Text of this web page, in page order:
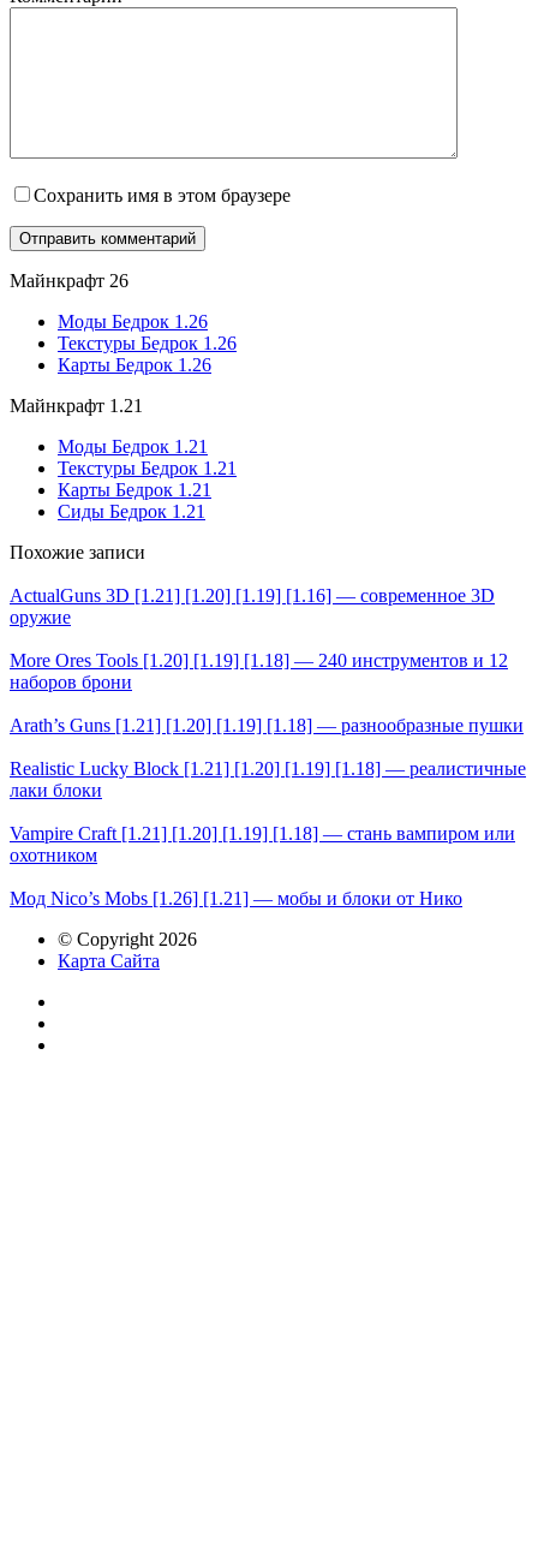
Сохранить имя в этом браузере
Майнкрафт 26
Моды Бедрок 1.26
Текстуры Бедрок 1.26
Карты Бедрок 1.26
Майнкрафт 1.21
Моды Бедрок 1.21
Текстуры Бедрок 1.21
Карты Бедрок 1.21
Сиды Бедрок 1.21
Похожие записи
ActualGuns 3D [1.21] [1.20] [1.19] [1.16] — современное 3D
оружие
More Ores Tools [1.20] [1.19] [1.18] — 240 инструментов и 12
наборов брони
Arath’s Guns [1.21] [1.20] [1.19] [1.18] — разнообразные пушки
Realistic Lucky Block [1.21] [1.20] [1.19] [1.18] — реалистичные
лаки блоки
Vampire Craft [1.21] [1.20] [1.19] [1.18] — стань вампиром или
охотником
Мод Nico’s Mobs [1.26] [1.21] — мобы и блоки от Нико
© Copyright 2026
Карта Сайта